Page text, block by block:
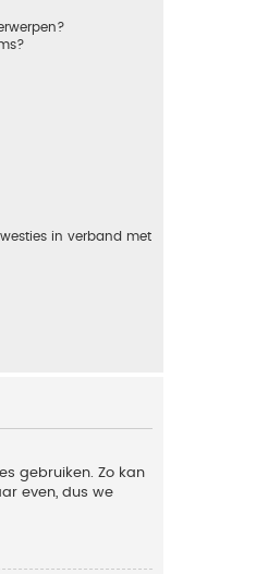
in verband met
gebruiken. Zo kan
even, dus we